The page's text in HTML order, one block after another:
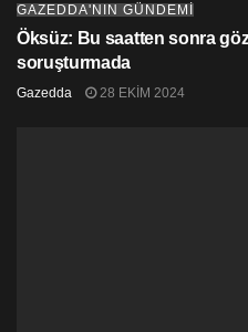
GAZEDDA'NIN GÜNDEMİ
Öksüz: Bu saatten sonra
soruşturmada
Gazedda 28 EKIM 2024